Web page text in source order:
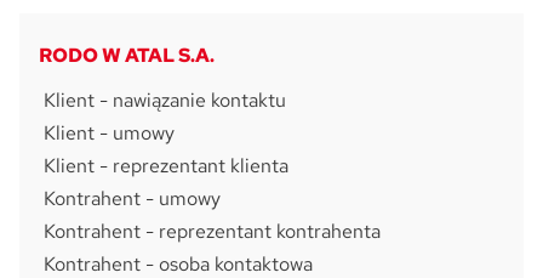
RODO W ATAL S.A.
Klient - nawiązanie kontaktu
Klient - umowy
Klient - reprezentant klienta
Kontrahent - umowy
Kontrahent - reprezentant kontrahenta
Kontrahent - osoba kontaktowa
ATAL Ville przy Białej
Program Poleceń ATAL
Polecaj i zyskaj nawet 5 000 zł
NOWOŚĆ
ATAL Floriana w Szczecinie